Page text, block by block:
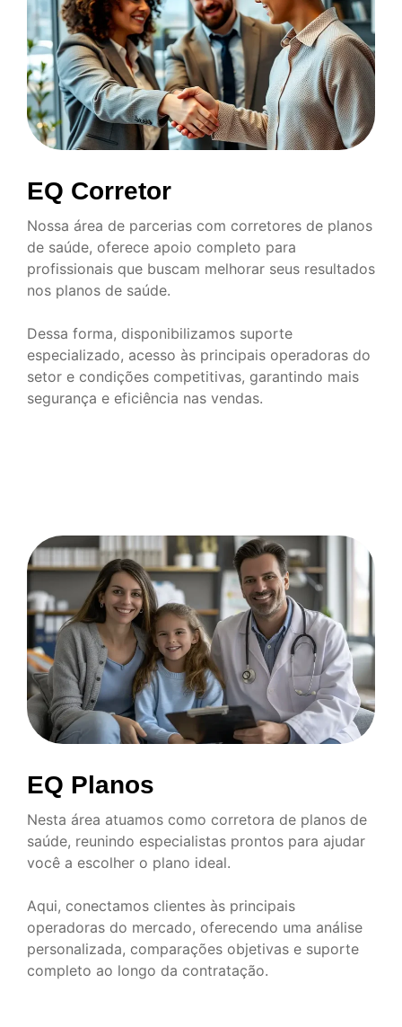
EQ Corretor
Nossa área de parcerias com corretores de planos
de saúde, oferece apoio completo para
profissionais que buscam melhorar seus resultados
nos planos de saúde.
Dessa forma, disponibilizamos suporte
especializado, acesso às principais operadoras do
setor e condições competitivas, garantindo mais
segurança e eficiência nas vendas.
EQ Planos
Nesta área atuamos como corretora de planos de
saúde, reunindo especialistas prontos para ajudar
você a escolher o plano ideal.
Aqui, conectamos clientes às principais
operadoras do mercado, oferecendo uma análise
personalizada, comparações objetivas e suporte
completo ao longo da contratação.